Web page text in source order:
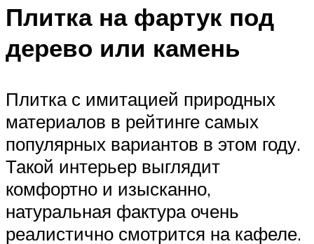
Плитка на фартук под
дерево или камень
Плитка с имитацией природных
материалов в рейтинге самых
популярных вариантов в этом году.
Такой интерьер выглядит
комфортно и изысканно,
натуральная фактура очень
реалистично смотрится на кафеле.